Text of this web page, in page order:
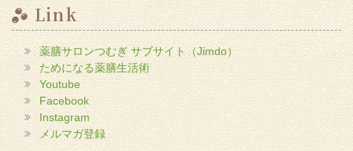
Link
薬膳サロンつむぎ サブサイト（Jimdo）
ためになる薬膳生活術
Youtube
Facebook
Instagram
メルマガ登録